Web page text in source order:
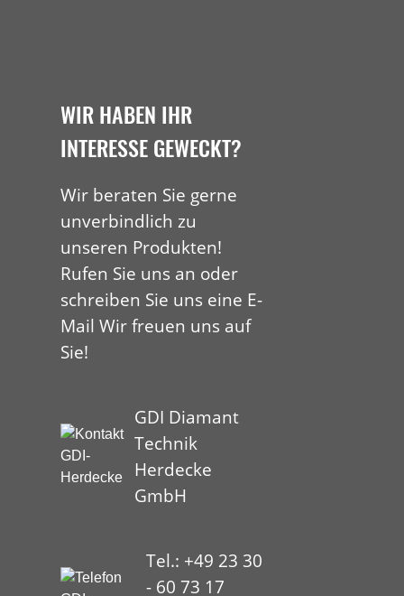
WIR HABEN IHR
INTERESSE GEWECKT?
Wir beraten Sie gerne
unverbindlich zu
unseren Produkten!
Rufen Sie uns an oder
schreiben Sie uns eine E-
Mail Wir freuen uns auf
Sie!
GDI Diamant
Technik
Herdecke
GmbH
Tel.: +49 23 30
- 60 73 17